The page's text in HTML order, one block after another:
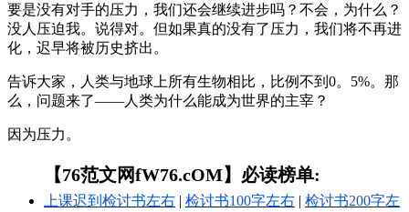
要是没有对手的压力，我们还会继续进步吗？不会，为什么？
没人压迫我。说得对。但如果真的没有了压力，我们将不再进
化，迟早将被历史挤出。
告诉大家，人类与地球上所有生物相比，比例不到0。5%。那
么，问题来了——人类为什么能成为世界的主宰？
因为压力。
【76范文网fW76.cOM】必读榜单:
上课迟到检讨书左右 | 检讨书100字左右 | 检讨书200字左